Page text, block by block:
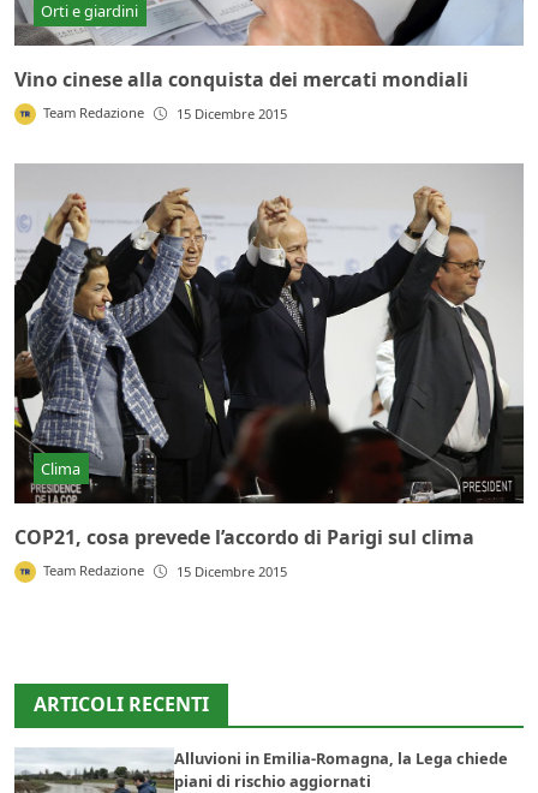
Orti e giardini
Vino cinese alla conquista dei mercati mondiali
Team Redazione 15 Dicembre 2015
Clima
COP21, cosa prevede l’accordo di Parigi sul clima
Team Redazione 15 Dicembre 2015
ARTICOLI RECENTI
Alluvioni in Emilia-Romagna, la Lega chiede
piani di rischio aggiornati